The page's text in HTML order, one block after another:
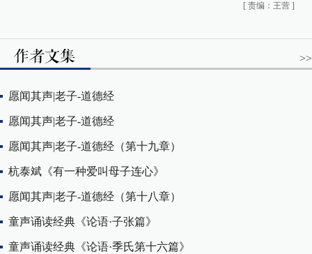
[ 责编：王营 ]
>>
愿闻其声|老子-道德经
愿闻其声|老子-道德经
愿闻其声|老子-道德经（第十九章）
杭泰斌《有一种爱叫母子连心》
愿闻其声|老子-道德经（第十八章）
童声诵读经典《论语·子张篇》
童声诵读经典《论语·季氏第十六篇》